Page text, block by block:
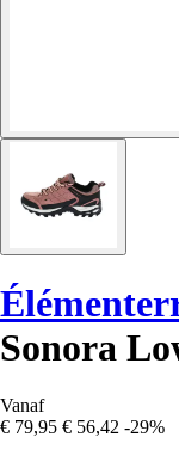
Sonora
Vanaf
€ 79,95 € 56,42 -29%